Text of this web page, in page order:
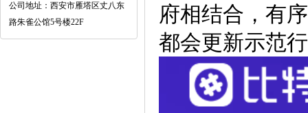
公司地址：西安市雁塔区丈八东
路朱雀公馆5号楼22F
府相结合，有
都会更新示范